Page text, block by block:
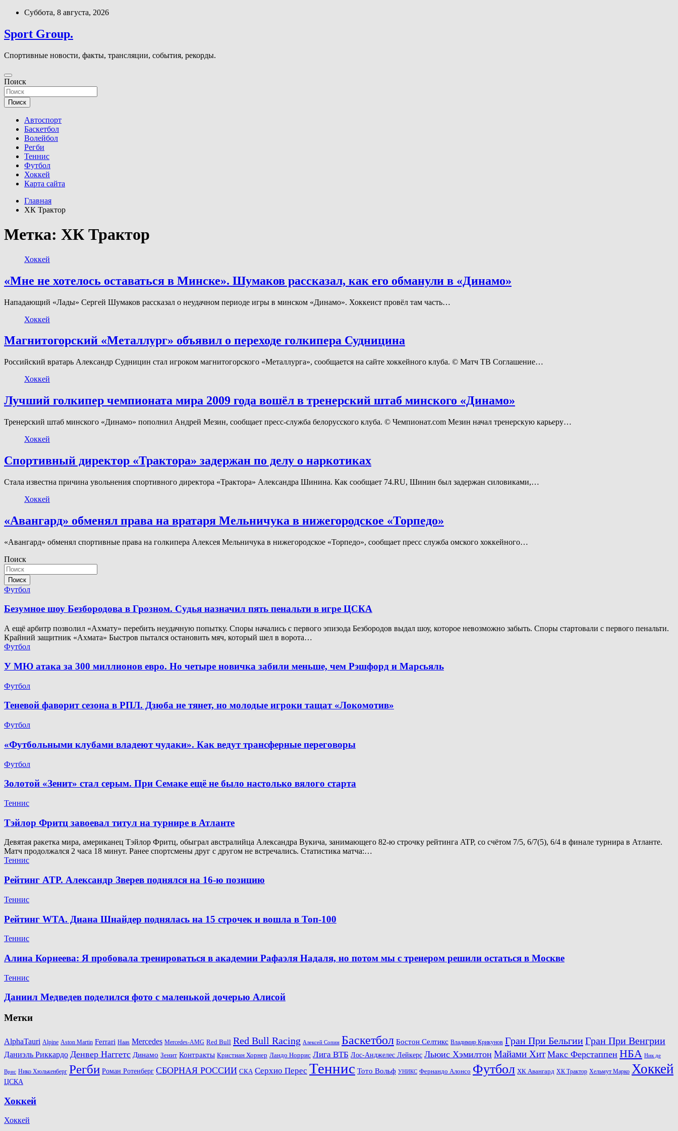
Перейти
содержимому
Суббота, 8 августа, 2026
Sport Group.
Спортивные новости, факты, трансляции, события, рекорды.
Поиск
Поиск
Автоспорт
Баскетбол
Волейбол
Регби
Теннис
Футбол
Хоккей
Карта сайта
Главная
ХК Трактор
Метка: ХК Трактор
Хоккей
«Мне не хотелось оставаться в Минске». Шумаков рассказал, как его обманули в «Динамо»
Нападающий «Лады» Сергей Шумаков рассказал о неудачном периоде игры в минском «Динамо». Хоккеист провёл там часть…
Хоккей
Магнитогорский «Металлург» объявил о переходе голкипера Судницина
Российский вратарь Александр Судницин стал игроком магнитогорского «Металлурга», сообщается на сайте хоккейного клуба. © Матч ТВ Соглашение…
Хоккей
Лучший голкипер чемпионата мира 2009 года вошёл в тренерский штаб минского «Динамо»
Тренерский штаб минского «Динамо» пополнил Андрей Мезин, сообщает пресс-служба белорусского клуба. © Чемпионат.com Мезин начал тренерскую карьеру…
Хоккей
Спортивный директор «Трактора» задержан по делу о наркотиках
Стала известна причина увольнения спортивного директора «Трактора» Александра Шинина. Как сообщает 74.RU, Шинин был задержан силовиками,…
Хоккей
«Авангард» обменял права на вратаря Мельничука в нижегородское «Торпедо»
«Авангард» обменял спортивные права на голкипера Алексея Мельничука в нижегородское «Торпедо», сообщает пресс служба омского хоккейного…
Поиск
Поиск
Футбол
Безумное шоу Безбородова в Грозном. Судья назначил пять пенальти в игре ЦСКА
А ещё арбитр позволил «Ахмату» перебить неудачную попытку. Споры начались с первого эпизода Безбородов выдал шоу, которое невозможно забыть. Споры стартовали с первого пенальти.
Крайний защитник «Ахмата» Быстров пытался остановить мяч, который шел в ворота…
Футбол
У МЮ атака за 300 миллионов евро. Но четыре новичка забили меньше, чем Рэшфорд и Марсьяль
Футбол
Теневой фаворит сезона в РПЛ. Дзюба не тянет, но молодые игроки тащат «Локомотив»
Футбол
«Футбольными клубами владеют чудаки». Как ведут трансферные переговоры
Футбол
Золотой «Зенит» стал серым. При Семаке ещё не было настолько вялого старта
Теннис
Тэйлор Фритц завоевал титул на турнире в Атланте
Девятая ракетка мира, американец Тэйлор Фритц, обыграл австралийца Александра Вукича, занимающего 82-ю строчку рейтинга ATP, со счётом 7/5, 6/7(5), 6/4 в финале турнира в Атланте.
Матч продолжался 2 часа 18 минут. Ранее спортсмены друг с другом не встречались. Статистика матча:…
Теннис
Рейтинг ATP. Александр Зверев поднялся на 16-ю позицию
Теннис
Рейтинг WTA. Диана Шнайдер поднялась на 15 строчек и вошла в Топ-100
Теннис
Алина Корнеева: Я пробовала тренироваться в академии Рафаэля Надаля, но потом мы с тренером решили остаться в Москве
Теннис
Даниил Медведев поделился фото с маленькой дочерью Алисой
Метки
AlphaTauri Alpine Aston Martin Ferrari Haas Mercedes Mercedes-AMG Red Bull Red Bull Racing Алексей Сопин Баскетбол Бостон Селтикс Владимир Крикунов Гран При БельгииГран При Венгрии
Даниэль Риккардо Денвер Наггетс Динамо Зенит Контракты Кристиан Хорнер Ландо Норрис Лига ВТБ Лос-Анджелес Лейкерс Льюис Хэмилтон Майами Хит Макс Ферстаппен НБА Ник де
Врис Нико Хюлькенберг Регби Роман Ротенберг СБОРНАЯ РОССИИ СКА Серхио Перес Теннис Тото Вольф УНИКС Фернандо Алонсо Футбол ХК Авангард ХК Трактор Хельмут Марко Хоккей
ЦСКА
Хоккей
Хоккей